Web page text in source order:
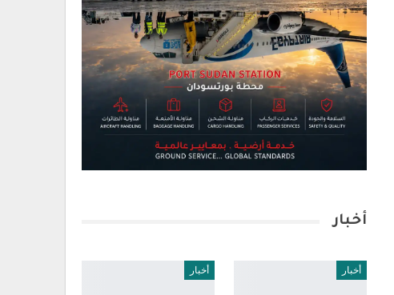
أخبار
أخبار أخبار